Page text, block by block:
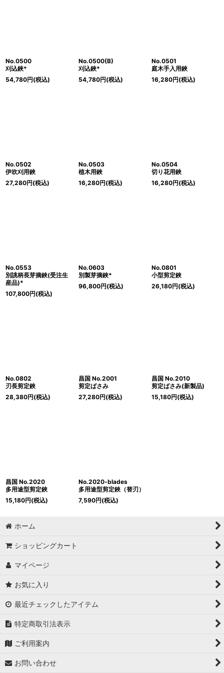
No.0500
刈込鋏*
54,780円(税込)
No.0500(B)
刈込鋏*
54,780円(税込)
No.0501
庭木手入用鋏
16,280円(税込)
No.0502
伊吹刈用鋏
27,280円(税込)
No.0503
植木用鋏
16,280円(税込)
No.0504
切り花用鋏
16,280円(税込)
No.0553
別誂柄長芽摘鋏(受注生
産品)*
107,800円(税込)
No.0603
別製芽摘鋏*
96,800円(税込)
No.0801
小型剪定鋏
26,180円(税込)
No.0802
刃長剪定鋏
28,380円(税込)
昌国 No.2001
剪定ばさみ
27,280円(税込)
昌国 No.2010
剪定ばさみ(新製品)
15,180円(税込)
昌国 No.2020
多用途型剪定鋏
15,180円(税込)
No.2020-blades
多用途型剪定鋏（替刃）
7,590円(税込)
ホーム
ショッピングカート
マイページ
お気に入り
最近チェックしたアイテム
特定商取引法表示
ご利用案内
お問い合わせ